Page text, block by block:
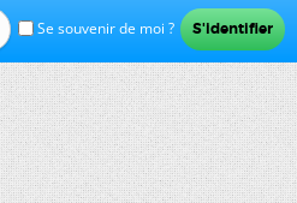
Se souvenir de moi ?